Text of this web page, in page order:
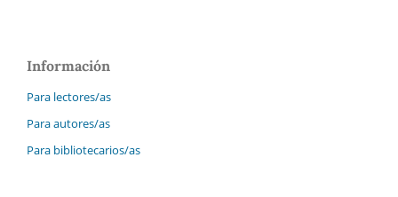
Información
Para lectores/as
Para autores/as
Para bibliotecarios/as